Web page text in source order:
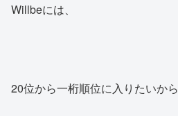
Willbeには、
20位から一桁順位に入りたいから